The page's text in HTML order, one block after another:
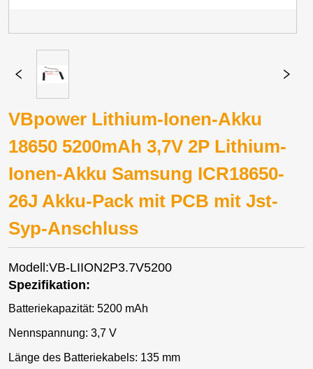
VBpower Lithium-Ionen-Akku
18650 5200mAh 3,7V 2P Lithium-
Ionen-Akku Samsung ICR18650-
26J Akku-Pack mit PCB mit Jst-
Syp-Anschluss
Modell:VB-LIION2P3.7V5200
Spezifikation:
Batteriekapazität: 5200 mAh
Nennspannung: 3,7 V
Länge des Batteriekabels: 135 mm